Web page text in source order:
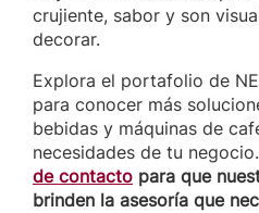
crujiente, sabor y son
decorar.
Explora el portafolio de
para conocer más
bebidas y máquinas de
necesidades de tu negocio.
de contacto para que
brinden la asesoría que